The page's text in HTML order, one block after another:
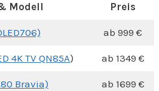
Modell Preis
ab 999 €
4K TV QN85A) ab 1349 €
Bravia) ab 1699 €